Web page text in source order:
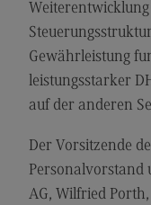
Profil-O-Mat
(External link)
Modulangebot
Entrepreneurship
Gewährleistung
leistungsstarker
auf der anderen
Der Vorsitzende
Personalvorstand
AG, Wilfried